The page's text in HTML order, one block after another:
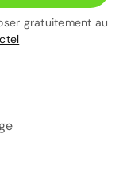
gratuitement au